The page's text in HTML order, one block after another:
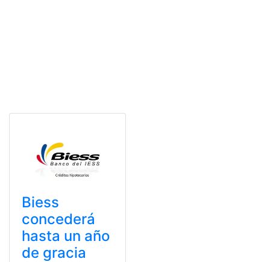
Biess
concederá
hasta un año
de gracia